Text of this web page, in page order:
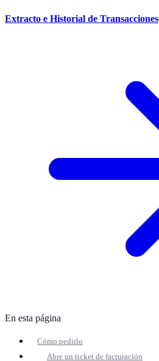
Extracto e Historial de Transacciones
En esta página
Cómo pedirlo
Abre un ticket de facturación